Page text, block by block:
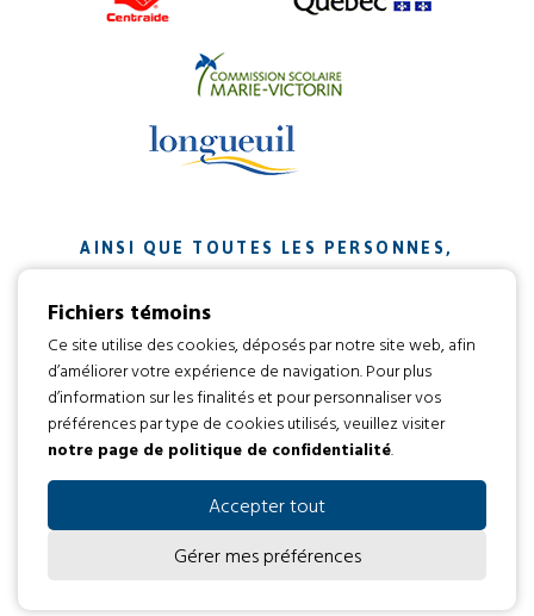
AINSI QUE TOUTES LES PERSONNES,
ORGANISMES ET ENTREPRISES QUI ONT
CONTRIBUÉ À NOTRE MISSION.
Développement web par
Tous droits réservés 2016 © L’envol
Politique de confidentialité
Fichiers témoins
Ce site utilise des cookies, déposés par notre site web, afin
d’améliorer votre expérience de navigation. Pour plus
d’information sur les finalités et pour personnaliser vos
préférences par type de cookies utilisés, veuillez visiter
notre page de politique de confidentialité.
Accepter tout
Gérer mes préférences